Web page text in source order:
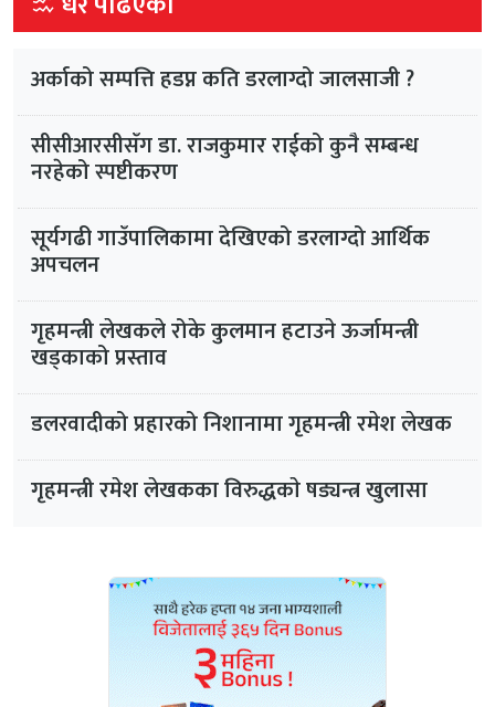
अर्काको सम्पत्ति हडप्न कति डरलाग्दो जालसाजी ?
सीसीआरसीसँग डा. राजकुमार राईको कुनै सम्बन्ध
नरहेको स्पष्टीकरण
सूर्यगढी गाउँपालिकामा देखिएको डरलाग्दो आर्थिक
अपचलन
गृहमन्त्री लेखकले रोके कुलमान हटाउने ऊर्जामन्त्री
खड्काको प्रस्ताव
डलरवादीको प्रहारको निशानामा गृहमन्त्री रमेश लेखक
गृहमन्त्री रमेश लेखकका विरुद्धकाे षड्यन्त्र खुलासा